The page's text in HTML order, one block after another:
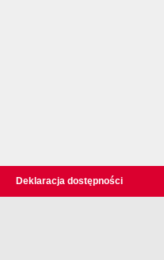
Deklaracja dostępności